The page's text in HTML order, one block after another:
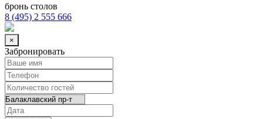
бронь столов
8 (495) 2 555 666
×
Забронировать